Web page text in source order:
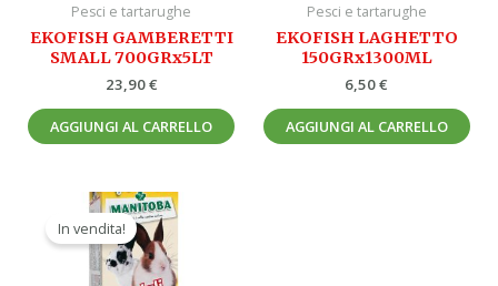
Pesci e tartarughe
EKOFISH GAMBERETTI
SMALL 700GRx5LT
23,90€
AGGIUNGI AL CARRELLO
Pesci e tartarughe
EKOFISH LAGHETTO
150GRx1300ML
6,50€
AGGIUNGI AL CARRELLO
In vendita!
Il
prezzo
originale
era:
3,00 €.
Il
prezzo
è:
2,50 €.